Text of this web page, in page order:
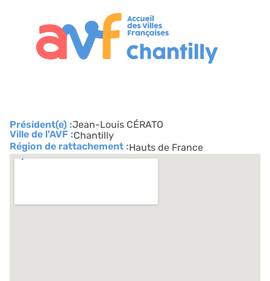
Président(e) :Jean-Louis CÉRATO
Ville de l'AVF :Chantilly
Région de rattachement :Hauts de France